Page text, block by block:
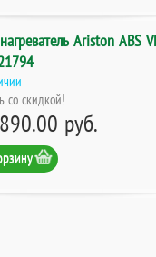
Ariston ABS
со скидкой!
руб.